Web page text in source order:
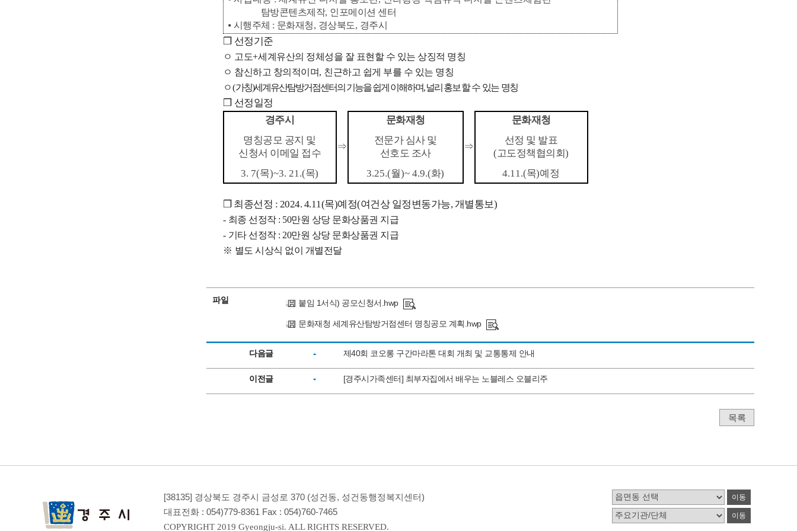
탐방콘텐츠제작, 인포메이션 센터
⦁ 시행주체 : 문화재청, 경상북도, 경주시
❒ 선정기준
ㅇ 고도+세계유산의 정체성을 잘 표현할 수 있는 상징적 명칭
ㅇ 참신하고 창의적이며, 친근하고 쉽게 부를 수 있는 명칭
ㅇ(가칭)세계유산탐방거점센터의 기능을 쉽게 이해하며,널리 홍보 할 수 있는 명칭
❒ 선정일정
경주시
⇒
문화재청
⇒
문화재청
명칭공모 공지 및
신청서 이메일 접수
전문가 심사 및
선호도 조사
선정 및 발표
(고도정책협의회)
3. 7(목)~3. 21.(목) 3.25.(월)~ 4.9.(화) 4.11.(목)예정
❒ 최종선정 : 2024. 4.11(목)예정(여건상 일정변동가능, 개별통보)
- 최종 선정작 : 50만원 상당 문화상품권 지급
- 기타 선정작 : 20만원 상당 문화상품권 지급
※ 별도 시상식 없이 개별전달
파일 붙임 1서식) 공모신청서.hwp
문화재청 세계유산탐방거점센터 명칭공모 계획.hwp
다음글 제40회 코오롱 구간마라톤 대회 개최 및 교통통제 안내
이전글 [경주시가족센터] 최부자집에서 배우는 노블레스 오블리주
목록
[38135] 경상북도 경주시 금성로 370 (성건동, 성건동행정복지센터)
대표전화 : 054)779-8361 Fax : 054)760-7465
COPYRIGHT 2019 Gyeongju-si. ALL RIGHTS RESERVED.